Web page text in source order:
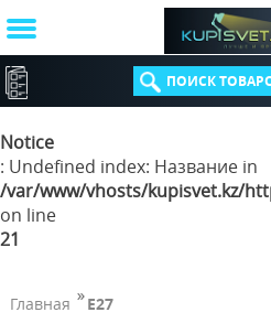
Notice
: Undefined index: Название in
/var/www/vhosts/kupisvet.kz/
on line
21
КАТАЛОГ
Главная E27